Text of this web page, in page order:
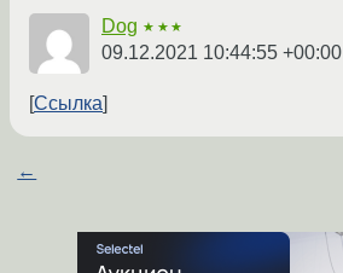
Dog ★★★
09.12.2021 10:44:55 +00:00
Ссылка
←